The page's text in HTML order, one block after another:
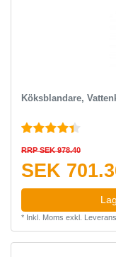
Köksblandare,
RRP SEK 978.40
SEK
* Inkl. Moms exkl. Leverans